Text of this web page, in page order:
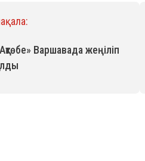
Варшавада жеңіліп